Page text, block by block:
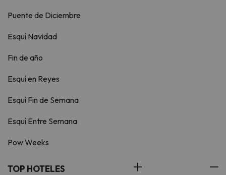
Puente de Diciembre
Esquí Navidad
Fin de año
Esquí en Reyes
Esquí Fin de Semana
Esquí Entre Semana
Pow Weeks
TOP HOTELES